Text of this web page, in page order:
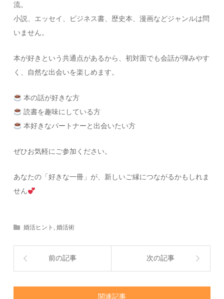
流。
小説、エッセイ、ビジネス書、歴史本、漫画などジャンルは問
いません。
本が好きという共通点があるから、初対面でも会話が弾みやす
く、自然な出会いを楽しめます。
本の話が好きな方
読書を趣味にしている方
本好きなパートナーと出会いたい方
ぜひお気軽にご参加ください。
あなたの「好きな一冊」が、新しいご縁につながるかもしれま
せん
婚活ヒント ,婚活術
前の記事 次の記事
関連記事